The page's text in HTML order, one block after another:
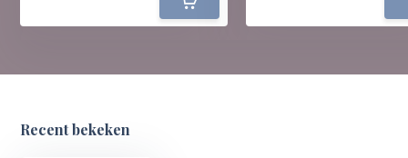
Recent bekeken